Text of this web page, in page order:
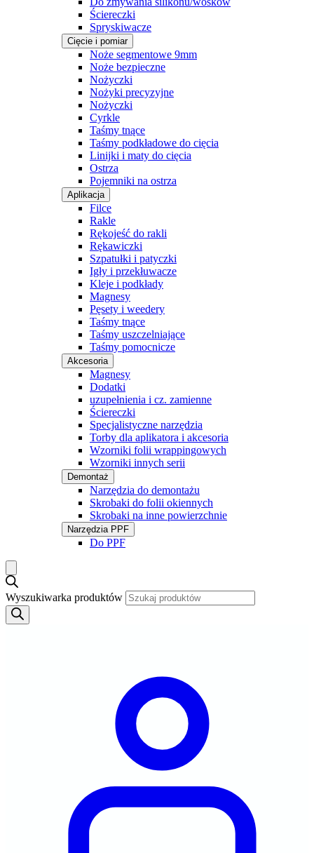
Ściereczki
Spryskiwacze
Cięcie i pomiar
Noże segmentowe 9mm
Noże bezpieczne
Nożyczki
Nożyki precyzyjne
Nożyczki
Cyrkle
Taśmy tnące
Taśmy podkładowe do cięcia
Linijki i maty do cięcia
Ostrza
Pojemniki na ostrza
Aplikacja
Filce
Rakle
Rękojeść do rakli
Rękawiczki
Szpatułki i patyczki
Igły i przekłuwacze
Kleje i podkłady
Magnesy
Pęsety i weedery
Taśmy tnące
Taśmy uszczelniające
Taśmy pomocnicze
Akcesoria
Magnesy
Dodatki
uzupełnienia i cz. zamienne
Ściereczki
Specjalistyczne narzędzia
Torby dla aplikatora i akcesoria
Wzorniki folii wrappingowych
Wzorniki innych serii
Demontaż
Narzędzia do demontażu
Skrobaki do folii okiennych
Skrobaki na inne powierzchnie
Narzędzia PPF
Do PPF
Wyszukiwarka produktów